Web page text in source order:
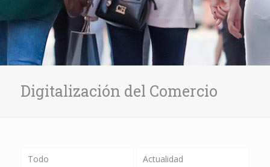
Digitalización del Comercio
Todo Actualidad